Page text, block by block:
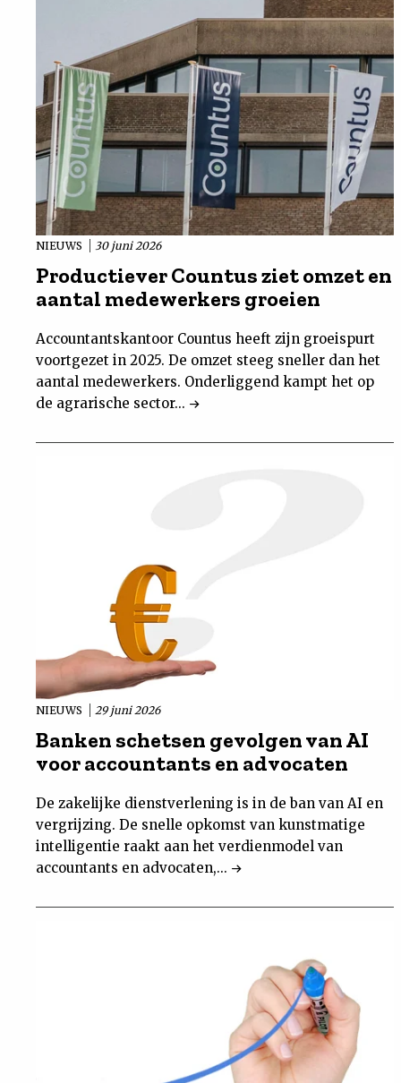
NIEUWS 30 juni 2026
Productiever Countus ziet omzet en
aantal medewerkers groeien
Accountantskantoor Countus heeft zijn groeispurt
voortgezet in 2025. De omzet steeg sneller dan het
aantal medewerkers. Onderliggend kampt het op
de agrarische sector...
NIEUWS 29 juni 2026
Banken schetsen gevolgen van AI
voor accountants en advocaten
De zakelijke dienstverlening is in de ban van AI en
vergrijzing. De snelle opkomst van kunstmatige
intelligentie raakt aan het verdienmodel van
accountants en advocaten,...